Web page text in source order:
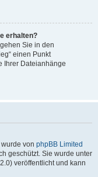
erhalten?
Sie in den
einen Punkt
Ihrer Dateianhänge
von phpBB Limited
geschützt. Sie wurde unter
veröffentlicht und kann